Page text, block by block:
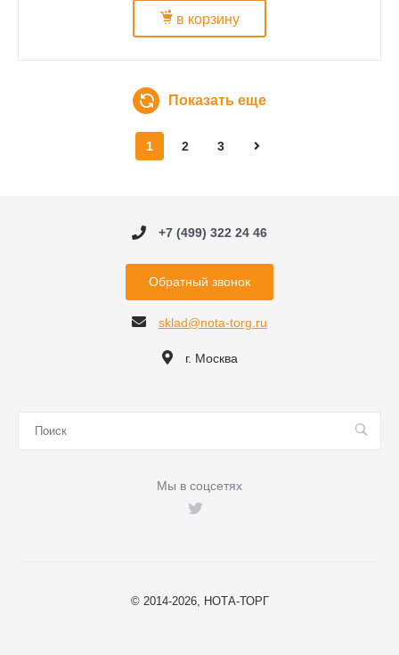
в корзину
Показать еще
1 2 3
+7 (499) 322 24 46
Обратный звонок
sklad@nota-torg.ru
г. Москва
Мы в соцсетях
© 2014-2026, НОТА-ТОРГ